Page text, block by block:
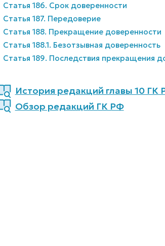
Статья 186. Срок доверенности
Статья 187. Передоверие
Статья 188. Прекращение доверенности
Статья 188.1. Безотзывная доверенность
Статья 189. Последствия прекращения
История редакций главы 10 ГК
Обзор редакций ГК РФ